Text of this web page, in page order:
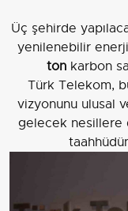
Üç şehirde
yenilenebilir
ton karbon
Türk Telekom,
vizyonunu ulusal
gelecek nesillere